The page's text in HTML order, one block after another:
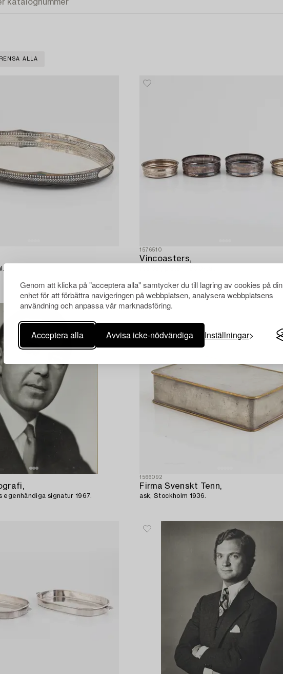
Genom att klicka på "acceptera alla" samtycker du till lagring av cookies på din
enhet för att förbättra navigeringen på webbplatsen, analysera webbplatsens
användning och anpassa vår marknadsföring.
Acceptera alla Avvisa icke-nödvändiga Inställningar
RENSA ALLA
1576510
Vincoasters,
egenhändiga signatur 1967.
1566092
Firma Svenskt Tenn,
ask, Stockholm 1936.